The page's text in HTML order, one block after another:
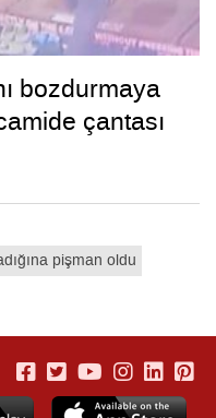
pişman oldu
bozdurmaya
çantası